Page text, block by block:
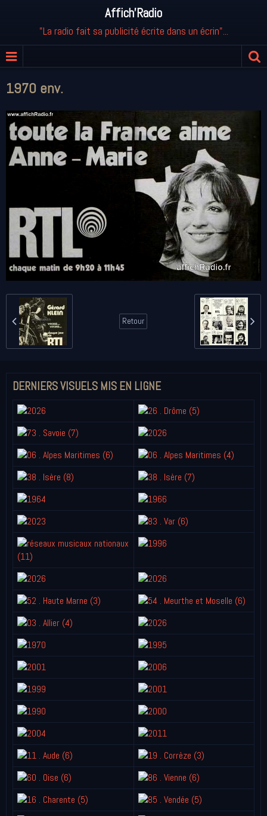
Affich'Radio
"La radio fait sa publicité écrite dans un écrin"...
1970 env.
Retour
DERNIERS VISUELS MIS EN LIGNE